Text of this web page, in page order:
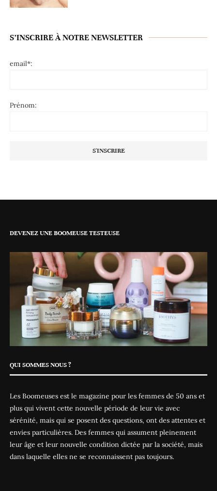
S’INSCRIRE À NOTRE NEWSLETTER
email*:
Prénom:
DEVENEZ UNE BOOMEUSE TESTEUSE
QUI SOMMES NOUS ?
Les Boomeuses est le magazine pour les femmes de 50 ans et
plus qui vivent cette nouvelle période de leur vie avec
sérénité, mais qui se posent des questions, ont des attentes et
envies particulières. Des femmes qui assument pleinement
leur âge et leur nouvelle condition dictée par la société, mais
dans laquelle elles ne se reconnaissent pas toujours.